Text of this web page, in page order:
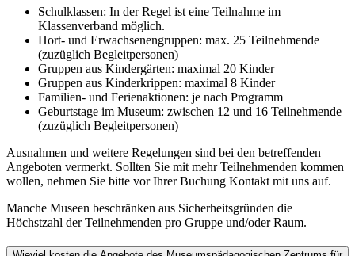
Schulklassen: In der Regel ist eine Teilnahme im
Klassenverband möglich.
Hort- und Erwachsenengruppen: max. 25 Teilnehmende
(zuzüglich Begleitpersonen)
Gruppen aus Kindergärten: maximal 20 Kinder
Gruppen aus Kinderkrippen: maximal 8 Kinder
Familien- und Ferienaktionen: je nach Programm
Geburtstage im Museum: zwischen 12 und 16 Teilnehmende
(zuzüglich Begleitpersonen)
Ausnahmen und weitere Regelungen sind bei den betreffenden
Angeboten vermerkt. Sollten Sie mit mehr Teilnehmenden kommen
wollen, nehmen Sie bitte vor Ihrer Buchung Kontakt mit uns auf.
Manche Museen beschränken aus Sicherheitsgründen die
Höchstzahl der Teilnehmenden pro Gruppe und/oder Raum.